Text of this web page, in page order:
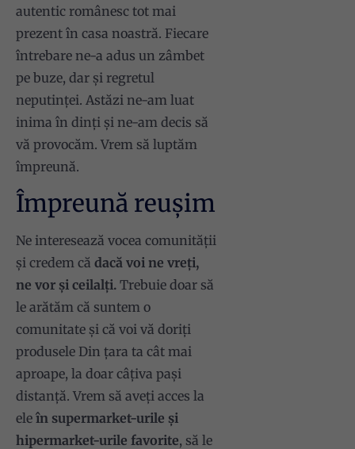
autentic românesc tot mai
prezent în casa noastră. Fiecare
întrebare ne-a adus un zâmbet
pe buze, dar și regretul
neputinței. Astăzi ne-am luat
inima în dinți și ne-am decis să
vă provocăm. Vrem să luptăm
împreună.
Împreună reușim
Ne interesează vocea comunității
și credem că dacă voi ne vreți,
ne vor și ceilalți. Trebuie doar să
le arătăm că suntem o
comunitate și că voi vă doriți
produsele Din țara ta cât mai
aproape, la doar câțiva pași
distanță. Vrem să aveți acces la
ele în supermarket-urile și
hipermarket-urile favorite, să le